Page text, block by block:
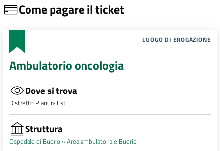
Come pagare il ticket
LUOGO DI EROGAZIONE
Ambulatorio oncologia
Dove si trova
Distretto Pianura Est
Struttura
Ospedale di Budrio »Area ambulatoriale Budrio